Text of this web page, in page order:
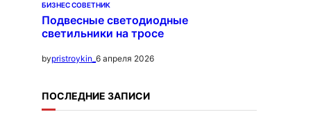
БИЗНЕС СОВЕТНИК
Подвесные светодиодные
светильники на тросе
bypristroykin_ 6 апреля 2026
ПОСЛЕДНИЕ ЗАПИСИ